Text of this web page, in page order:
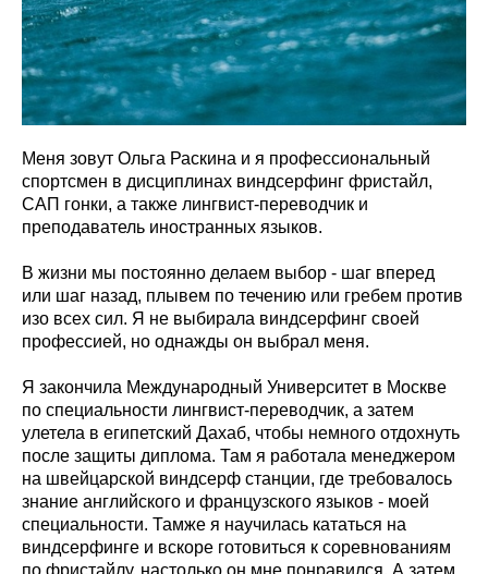
Меня зовут Ольга Раскина и я профессиональный
спортсмен в дисциплинах виндсерфинг фристайл,
САП гонки, а также лингвист-переводчик и
преподаватель иностранных языков.
В жизни мы постоянно делаем выбор - шаг вперед
или шаг назад, плывем по течению или гребем против
изо всех сил. Я не выбирала виндсерфинг своей
профессией, но однажды он выбрал меня.
Я закончила Международный Университет в Москве
по специальности лингвист-переводчик, а затем
улетела в египетский Дахаб, чтобы немного отдохнуть
после защиты диплома. Там я работала менеджером
на швейцарской виндсерф станции, где требовалось
знание английского и французского языков - моей
специальности. Тамже я научилась кататься на
виндсерфинге и вскоре готовиться к соревнованиям
по фристайлу, настолько он мне понравился. А затем